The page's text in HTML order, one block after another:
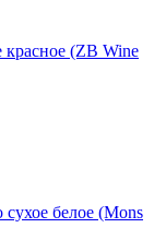
(ZB Wine